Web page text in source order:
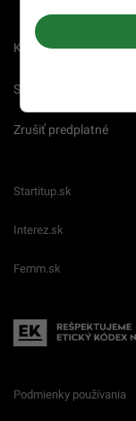
Kariéra
Spravovať notifikácie
Zrušiť predplatné
Startitup.sk
Interez.sk
Femm.sk
Podmienky používania